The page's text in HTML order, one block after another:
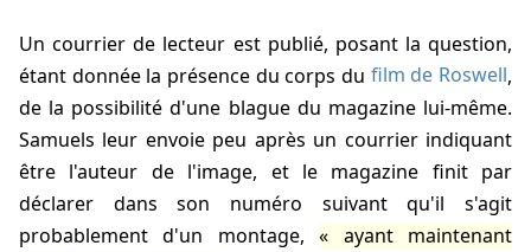
Un courrier de lecteur est publié, posant la question,
étant donnée la présence du corps du film de Roswell,
de la possibilité d'une blague du magazine lui-même.
Samuels leur envoie peu après un courrier indiquant
être l'auteur de l'image, et le magazine finit par
déclarer dans son numéro suivant qu'il s'agit
probablement d'un montage,
ayant maintenant